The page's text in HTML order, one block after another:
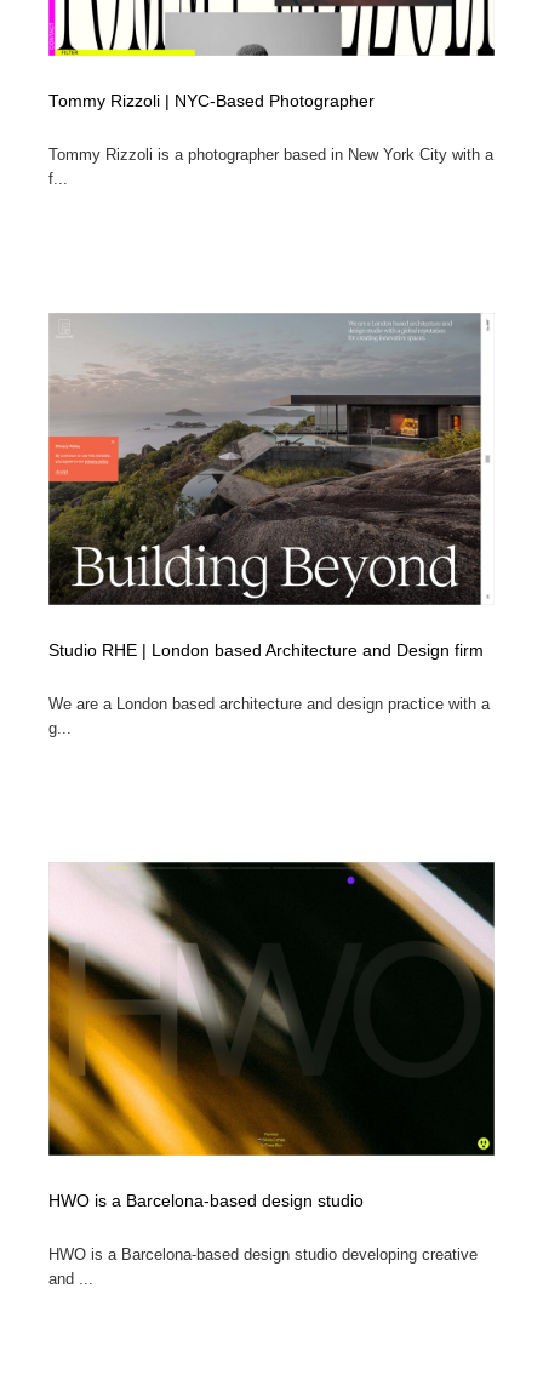
Tommy Rizzoli | NYC-Based Photographer
Tommy Rizzoli is a photographer based in New York City with a
f...
Studio RHE | London based Architecture and Design firm
We are a London based architecture and design practice with a
g...
HWO is a Barcelona-based design studio
HWO is a Barcelona-based design studio developing creative
and ...